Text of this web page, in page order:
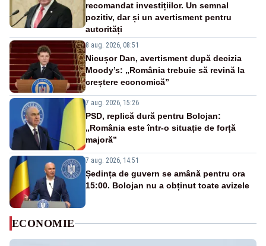
recomandat investițiilor. Un semnal
pozitiv, dar și un avertisment pentru
autorități
8 aug. 2026, 08:51
Nicușor Dan, avertisment după decizia
Moody’s: „România trebuie să revină la
creștere economică”
7 aug. 2026, 15:26
PSD, replică dură pentru Bolojan:
„România este într-o situație de forță
majoră”
7 aug. 2026, 14:51
Ședința de guvern se amână pentru ora
15:00. Bolojan nu a obținut toate avizele
ECONOMIE